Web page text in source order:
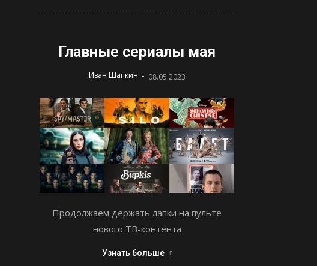
Главные сериалы мая
Иван Шапкин - 08.05.2023
Продолжаем держать лапки на пульте
нового ТВ-контента
Узнать больше